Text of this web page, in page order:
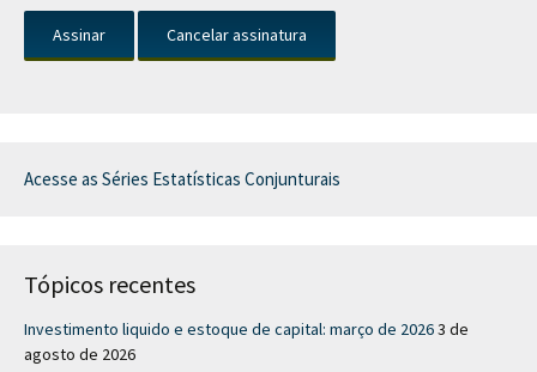
Acesse as Séries Estatísticas Conjunturais
Tópicos recentes
Investimento liquido e estoque de capital: março de 20263 de
agosto de 2026